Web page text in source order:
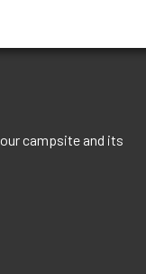
campsite and its